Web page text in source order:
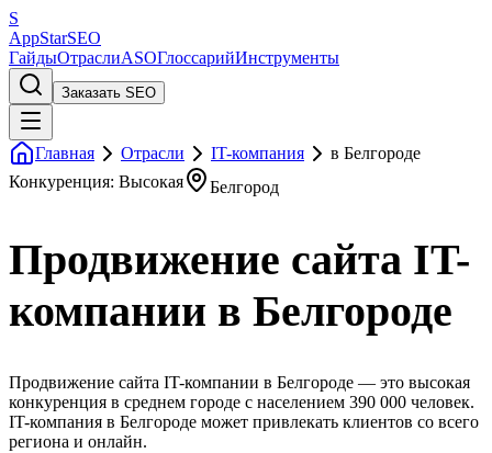
S
AppStarSEO
ГайдыОтраслиASOГлоссарийИнструменты
Заказать SEO
Главная Отрасли IT-компания
в Белгороде
Конкуренция: Высокая
Белгород
Продвижение сайта IT-
компании в Белгороде
Продвижение сайта IT-компании в Белгороде — это высокая
конкуренция в среднем городе с населением 390 000 человек.
IT-компания в Белгороде может привлекать клиентов со всего
региона и онлайн.